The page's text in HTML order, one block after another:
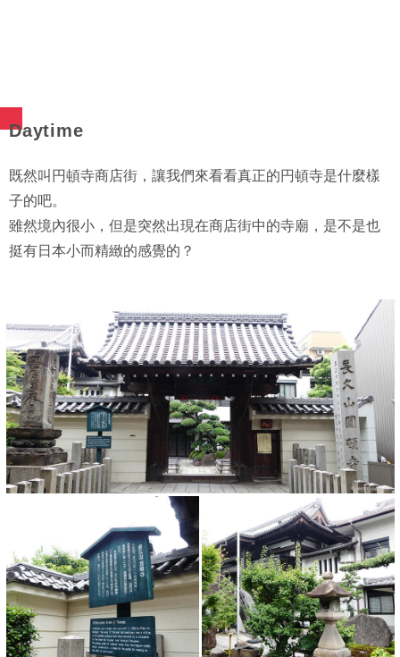
Daytime
既然叫円頓寺商店街，讓我們來看看真正的円頓寺是什麼樣
子的吧。
雖然境內很小，但是突然出現在商店街中的寺廟，是不是也
挺有日本小而精緻的感覺的？